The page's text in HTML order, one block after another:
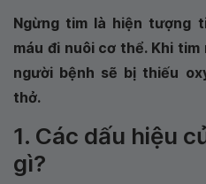
Ngừng tim là hiện tượng
máu đi nuôi cơ thể. Khi
người bệnh sẽ bị thiếu
thở.
1. Các dấu hiệu
gì?